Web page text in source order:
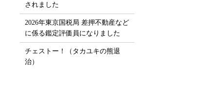
されました
2026年東京国税局 差押不動産など
に係る鑑定評価員になりました
チェストー！（タカユキの熊退
治）